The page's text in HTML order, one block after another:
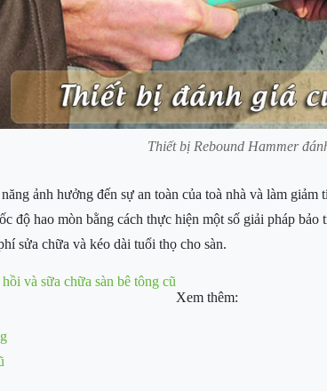
Thiết bị Rebound Hammer
ảnh hưởng đến sự an toàn của toà nhà và làm
độ hao mòn bằng cách thực hiện một số giải pháp
sửa chữa và kéo dài tuổi thọ cho sàn.
và sữa chữa sàn bê tông cũ
Xem thêm: